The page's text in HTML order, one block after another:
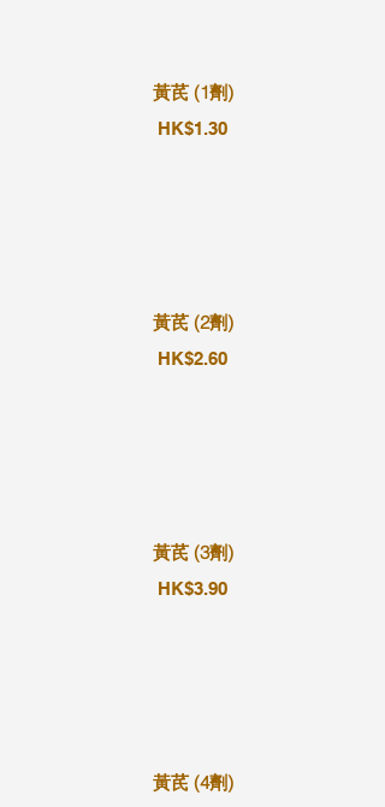
黃芪 (1劑)
HK$1.30
黃芪 (2劑)
HK$2.60
黃芪 (3劑)
HK$3.90
黃芪 (4劑)